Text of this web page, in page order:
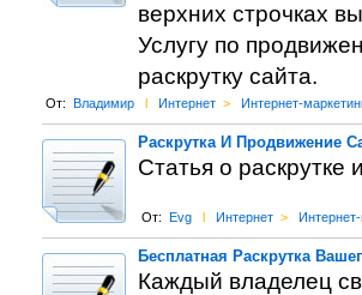
верхних строчках
Услугу по
раскрутку сайта.
От: Владимир l Интернет > Интернет-
Раскрутка И Продвижение
Статья о раскрутке
От: Evg l Интернет >
Бесплатная Раскрутка
Каждый владелец